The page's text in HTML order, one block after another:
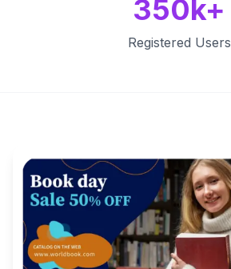
350k+
Registered Users